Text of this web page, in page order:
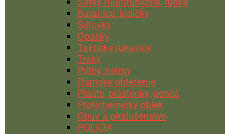
Baranice, lodičky
Šiltovky
Opasky
Taktické rukavice
Traky
Prilby, helmy
Dámske oblečenie
Plášte, pláštenky, pončá
Protichemický oblek
Obuv a príslušenstvo
POLÍCIA